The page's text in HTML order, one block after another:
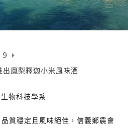
9
鳳梨釋迦小米風味酒
物科技學系
質穩定且風味絕佳，信義鄉農會